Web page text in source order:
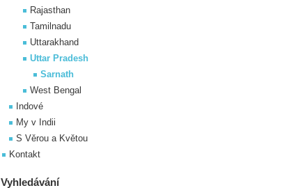
Rajasthan
Tamilnadu
Uttarakhand
Uttar Pradesh
Sarnath
West Bengal
Indové
My v Indii
S Věrou a Květou
Kontakt
Vyhledávání